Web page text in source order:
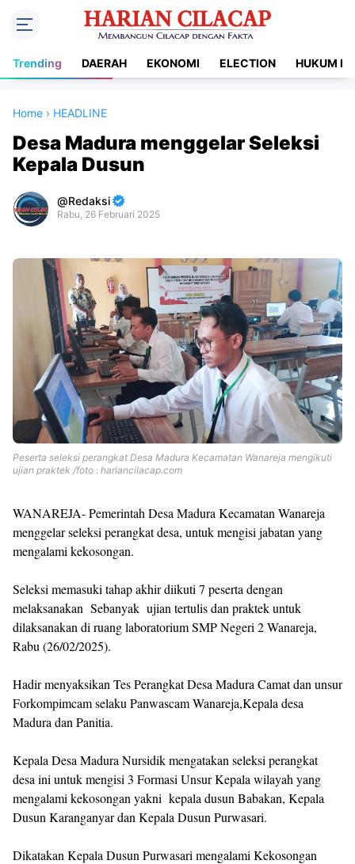
Trending DAERAH EKONOMI ELECTION HUKUM
Home › HEADLINE
Desa Madura menggelar Seleksi
Kepala Dusun
Redaksi
Rabu, 26 Februari 2025
By
Raushan
Design
Templates
Peserta seleksi perangkat Desa Madura Kecamatan Wanareja mengikuti
ujian praktek /foto : hariancilacap.com
WANAREJA- Pemerintah Desa Madura Kecamatan Wanareja
menggelar seleksi perangkat desa, untuk mengisi jabatan yang
mengalami kekosongan.
Seleksi memasuki tahap akhir diikuti 7 peserta dengan
melaksanakan Sebanyak ujian tertulis dan praktek untuk
dilaksanakan di ruang laboratorium SMP Negeri 2 Wanareja,
Rabu (26/02/2025).
Hadir menyaksikan Tes Perangkat Desa Madura Camat dan unsur
Forkompimcam selaku Panwascam Wanareja,Kepala desa
Madura dan Panitia.
Kepala Desa Madura Nursidik mengatakan seleksi perangkat
desa ini untuk mengisi 3 Formasi Unsur Kepala wilayah yang
mengalami kekosongan yakni kepala dusun Babakan, Kepala
Dusun Karanganyar dan Kepala Dusun Purwasari.
Dikatakan Kepala Dusun Purwasari mengalami Kekosongan